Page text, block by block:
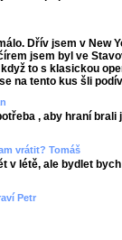
Dřív jsem v New
jsem byl ve
to s klasickou
na tento kus šli
, aby hraní brali
vrátit? Tomáš
v létě, ale bydlet
Petr